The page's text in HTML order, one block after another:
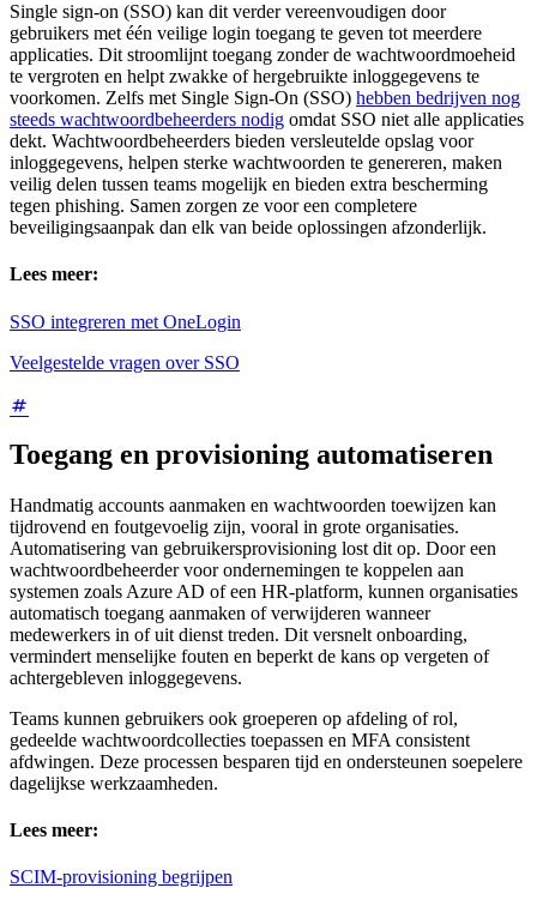
Single sign-on (SSO) kan dit verder vereenvoudigen door
gebruikers met één veilige login toegang te geven tot meerdere
applicaties. Dit stroomlijnt toegang zonder de wachtwoordmoeheid
te vergroten en helpt zwakke of hergebruikte inloggegevens te
voorkomen. Zelfs met Single Sign-On (SSO) hebben bedrijven nog
steeds wachtwoordbeheerders nodig omdat SSO niet alle applicaties
dekt. Wachtwoordbeheerders bieden versleutelde opslag voor
inloggegevens, helpen sterke wachtwoorden te genereren, maken
veilig delen tussen teams mogelijk en bieden extra bescherming
tegen phishing. Samen zorgen ze voor een completere
beveiligingsaanpak dan elk van beide oplossingen afzonderlijk.
Lees meer:
SSO integreren met OneLogin
Veelgestelde vragen over SSO
Toegang en provisioning automatiseren
Handmatig accounts aanmaken en wachtwoorden toewijzen kan
tijdrovend en foutgevoelig zijn, vooral in grote organisaties.
Automatisering van gebruikersprovisioning lost dit op. Door een
wachtwoordbeheerder voor ondernemingen te koppelen aan
systemen zoals Azure AD of een HR-platform, kunnen organisaties
automatisch toegang aanmaken of verwijderen wanneer
medewerkers in of uit dienst treden. Dit versnelt onboarding,
vermindert menselijke fouten en beperkt de kans op vergeten of
achtergebleven inloggegevens.
Teams kunnen gebruikers ook groeperen op afdeling of rol,
gedeelde wachtwoordcollecties toepassen en MFA consistent
afdwingen. Deze processen besparen tijd en ondersteunen soepelere
dagelijkse werkzaamheden.
Lees meer:
SCIM-provisioning begrijpen